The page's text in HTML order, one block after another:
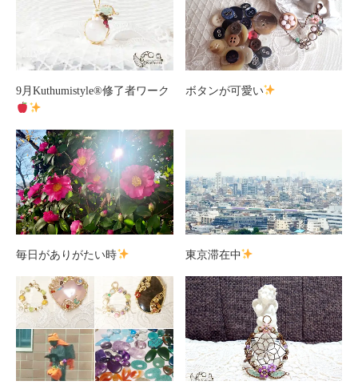
9月Kuthumistyle®️修了者ワーク ボタンが可愛い
毎日がありがたい時 東京滞在中